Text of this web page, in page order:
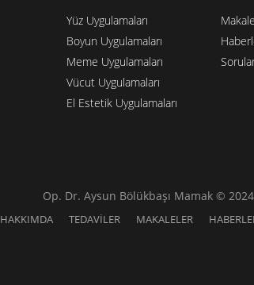
Yüz Uygulamaları
Boyun Uygulamaları
Meme Uygulamaları
Vücut Uygulamaları
El Estetik Uygulamaları
Op. Dr. Aysun Bölükbaşı Mamak ©
HAKKIMDA TEDAVİLER MAKALELER